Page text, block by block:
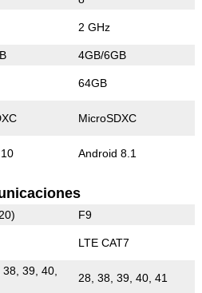
2 GHz
4GB/6GB
64GB
MicroSDXC
Android 8.1
F9
LTE CAT7
39, 40,
28, 38, 39, 40, 41